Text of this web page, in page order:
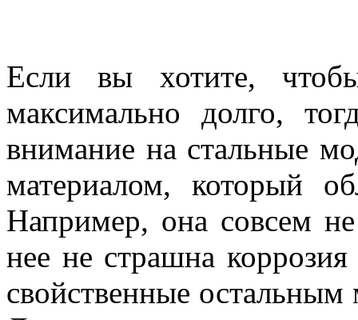
Если вы хотите,
максимально долго,
внимание на стальные
материалом, который
Например, она совсем
нее не страшна
свойственные остальным